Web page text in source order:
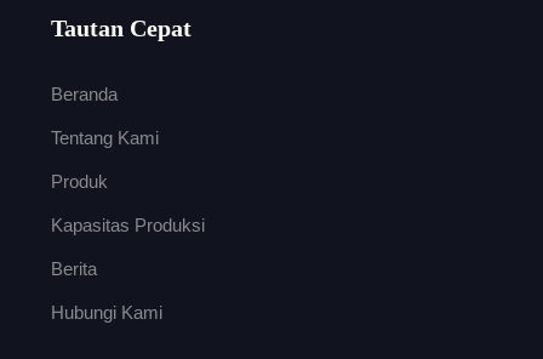
Tautan Cepat
Beranda
Tentang Kami
Produk
Kapasitas Produksi
Berita
Hubungi Kami